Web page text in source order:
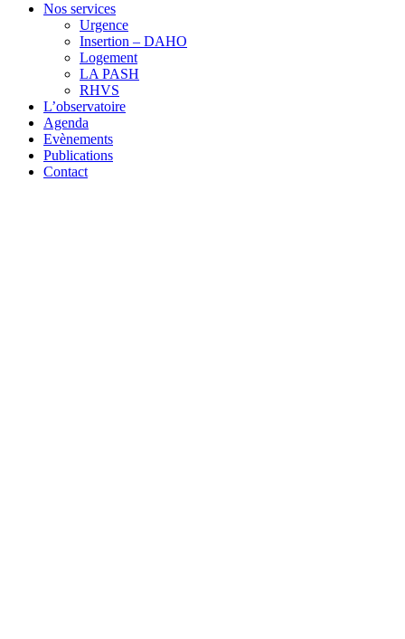
Nos services
Urgence
Insertion – DAHO
Logement
LA PASH
RHVS
L’observatoire
Agenda
Evènements
Publications
Contact